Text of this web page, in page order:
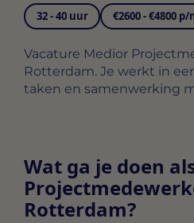
32 - 40 uur €2600 - €4800 p/
Vacature Medior
Rotterdam. Je werkt in
taken en samenwerking
Wat ga je doen
Rotterdam?